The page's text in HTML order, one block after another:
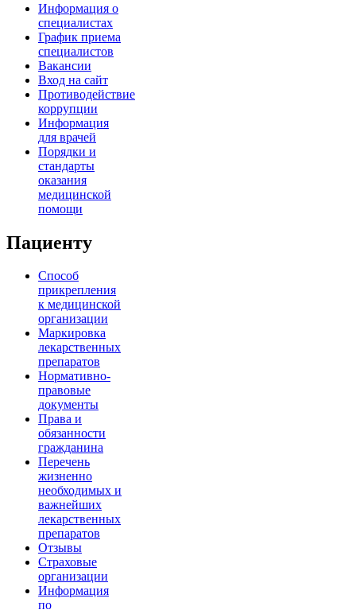
Информация о
специалистах
График приема
специалистов
Вакансии
Вход на сайт
Противодействие
коррупции
Информация
для врачей
Порядки и
стандарты
оказания
медицинской
помощи
Пациенту
Способ
прикрепления
к медицинской
организации
Маркировка
лекарственных
препаратов
Нормативно-
правовые
документы
Права и
обязанности
гражданина
Перечень
жизненно
необходимых и
важнейших
лекарственных
препаратов
Отзывы
Страховые
организации
Информация
по